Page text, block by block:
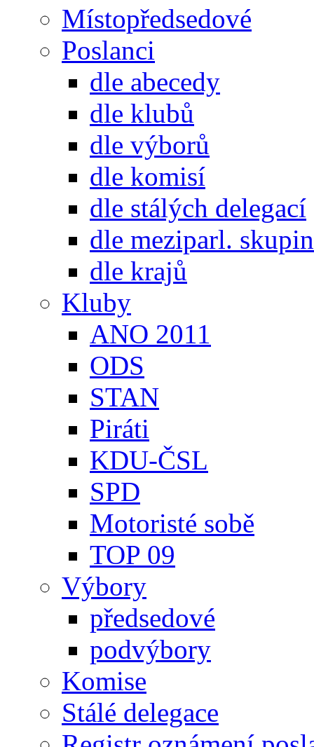
Místopředsedové
Poslanci
dle abecedy
dle klubů
dle výborů
dle komisí
dle stálých delegací
dle meziparl. skupin
dle krajů
Kluby
ANO 2011
ODS
STAN
Piráti
KDU-ČSL
SPD
Motoristé sobě
TOP 09
Výbory
předsedové
podvýbory
Komise
Stálé delegace